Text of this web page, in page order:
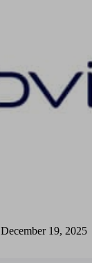
December 19, 2025